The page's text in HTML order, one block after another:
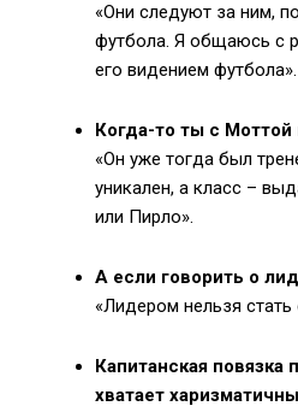
«Они следуют за ним,
футбола. Я общаюсь с
его видением футбола».
Когда-то ты с
«Он уже тогда был
уникален, а класс –
или Пирло».
А если говорить о
«Лидером нельзя стать
Капитанская
хватает